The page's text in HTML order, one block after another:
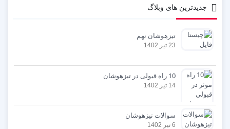
جدیدترین های وبلاگ
تیزهوشان نهم
23 تیر 1402
10 راه قبولی در تیزهوشان
14 تیر 1402
سوالات تیزهوشان
6 تیر 1402